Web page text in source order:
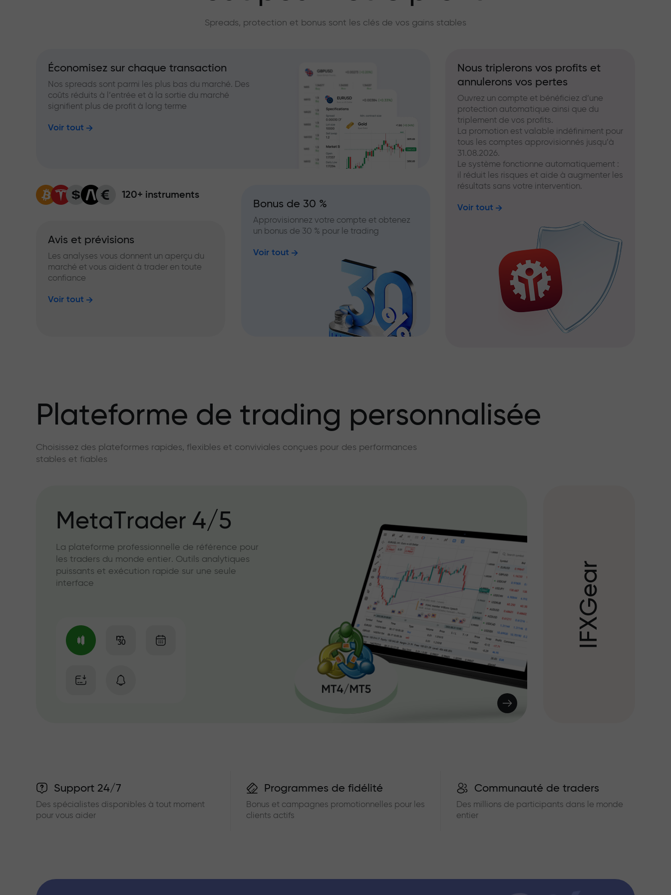
grand multiplicateur du marché
Spreads, protection et bonus sont les clés de vos gains stables
Économisez sur chaque transaction
Nos spreads sont parmi les plus bas du marché. Des
coûts réduits à l’entrée et à la sortie du marché
signifient plus de profit à long terme
Voir tout
120+ instruments
Avis et prévisions
Les analyses vous donnent un aperçu du
marché et vous aident à trader en toute
confiance
Voir tout
Bonus de 30 %
Approvisionnez votre compte et obtenez
un bonus de 30 % pour le trading
Voir tout
Nous triplerons vos profits et
annulerons vos pertes
Ouvrez un compte et bénéficiez d’une
protection automatique ainsi que du
triplement de vos profits.
La promotion est valable indéfiniment pour
tous les comptes approvisionnés jusqu’à
31.08.2026.
Le système fonctionne automatiquement :
il réduit les risques et aide à augmenter les
résultats sans votre intervention.
Voir tout
Plateforme de trading personnalisée
Choisissez des plateformes rapides, flexibles et conviviales conçues pour des performances
stables et fiables
MetaTrader 4/5
La plateforme professionnelle de référence pour
les traders du monde entier. Outils analytiques
puissants et exécution rapide sur une seule
interface
I
F
X
G
e
a
r
Support 24/7
Des spécialistes disponibles à tout moment
pour vous aider
Programmes de fidélité
Bonus et campagnes promotionnelles pour les
clients actifs
Communauté de traders
Des millions de participants dans le monde
entier